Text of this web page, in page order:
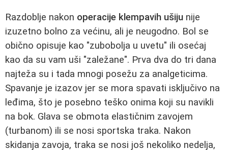
Razdoblje nakon operacije klempavih ušiju nije
izuzetno bolno za većinu, ali je neugodno. Bol se
obično opisuje kao "zubobolja u uvetu" ili osećaj
kao da su vam uši "zaležane". Prva dva do tri dana
najteža su i tada mnogi posežu za analgeticima.
Spavanje je izazov jer se mora spavati isključivo na
leđima, što je posebno teško onima koji su navikli
na bok. Glava se obmota elastičnim zavojem
(turbanom) ili se nosi sportska traka. Nakon
skidanja zavoja, traka se nosi još nekoliko nedelja,